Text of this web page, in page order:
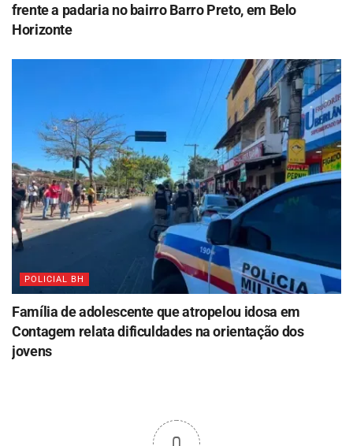
frente a padaria no bairro Barro Preto, em Belo
Horizonte
POLICIAL BH
Família de adolescente que atropelou idosa em
Contagem relata dificuldades na orientação dos
jovens